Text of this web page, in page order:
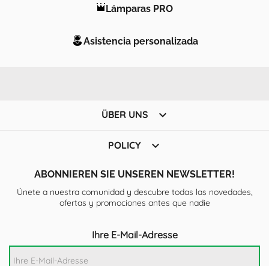
Lámparas PRO
Asistencia personalizada
ÜBER UNS 
POLICY 
ABONNIEREN SIE UNSEREN NEWSLETTER!
Únete a nuestra comunidad y descubre todas las novedades,
ofertas y promociones antes que nadie
Ihre E-Mail-Adresse